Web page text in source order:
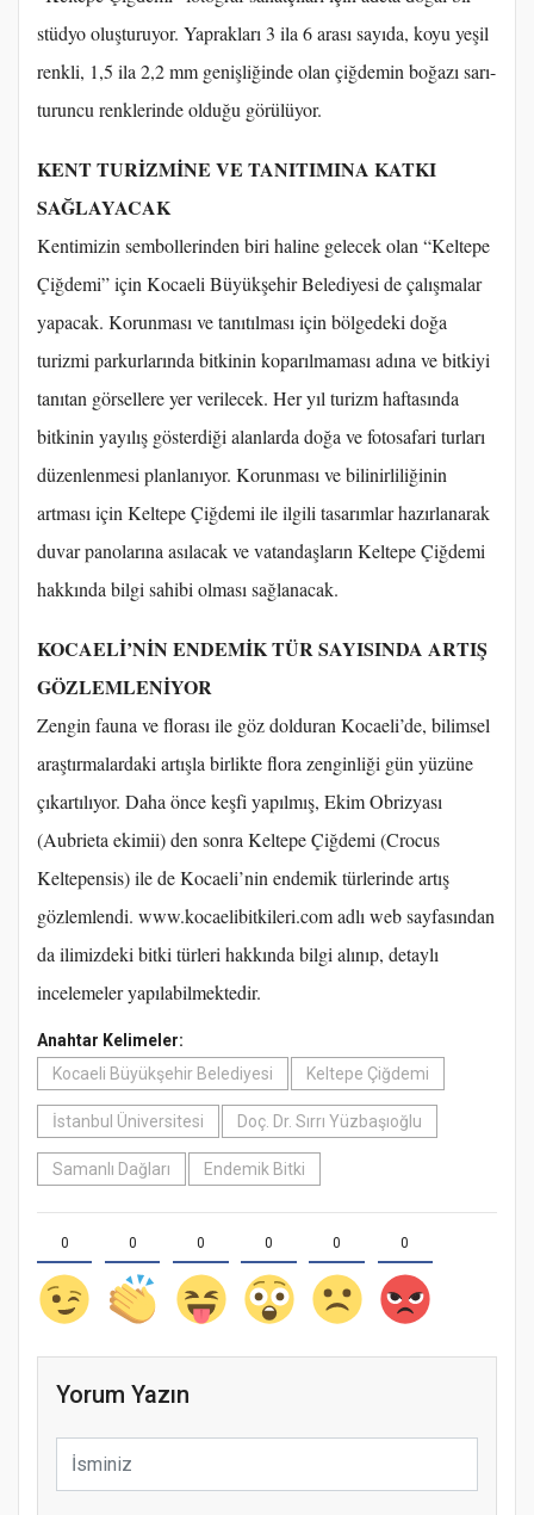
stüdyo oluşturuyor. Yaprakları 3 ila 6 arası sayıda, koyu yeşil
renkli, 1,5 ila 2,2 mm genişliğinde olan çiğdemin boğazı sarı-
turuncu renklerinde olduğu görülüyor.
KENT TURİZMİNE VE TANITIMINA KATKI
SAĞLAYACAK
Kentimizin sembollerinden biri haline gelecek olan “Keltepe
Çiğdemi” için Kocaeli Büyükşehir Belediyesi de çalışmalar
yapacak. Korunması ve tanıtılması için bölgedeki doğa
turizmi parkurlarında bitkinin koparılmaması adına ve bitkiyi
tanıtan görsellere yer verilecek. Her yıl turizm haftasında
bitkinin yayılış gösterdiği alanlarda doğa ve fotosafari turları
düzenlenmesi planlanıyor. Korunması ve bilinirliliğinin
artması için Keltepe Çiğdemi ile ilgili tasarımlar hazırlanarak
duvar panolarına asılacak ve vatandaşların Keltepe Çiğdemi
hakkında bilgi sahibi olması sağlanacak.
KOCAELİ’NİN ENDEMİK TÜR SAYISINDA ARTIŞ
GÖZLEMLENİYOR
Zengin fauna ve florası ile göz dolduran Kocaeli’de, bilimsel
araştırmalardaki artışla birlikte flora zenginliği gün yüzüne
çıkartılıyor. Daha önce keşfi yapılmış, Ekim Obrizyası
(Aubrieta ekimii) den sonra Keltepe Çiğdemi (Crocus
Keltepensis) ile de Kocaeli’nin endemik türlerinde artış
gözlemlendi. www.kocaelibitkileri.com adlı web sayfasından
da ilimizdeki bitki türleri hakkında bilgi alınıp, detaylı
incelemeler yapılabilmektedir.
Anahtar Kelimeler:
Kocaeli Büyükşehir Belediyesi
Keltepe Çiğdemi
İstanbul Üniversitesi Doç. Dr. Sırrı Yüzbaşıoğlu
Samanlı Dağları Endemik Bitki
0 0 0 0 0 0
Yorum Yazın